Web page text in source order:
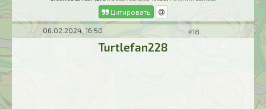
Цитировать
06.02.2024, 16:50 #18
Turtlefan228